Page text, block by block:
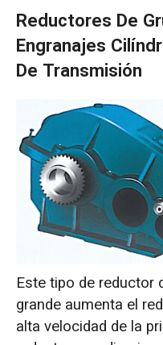
Reductores De
Engranajes
De Transmisión
Este tipo de reductor
grande aumenta el
alta velocidad de la